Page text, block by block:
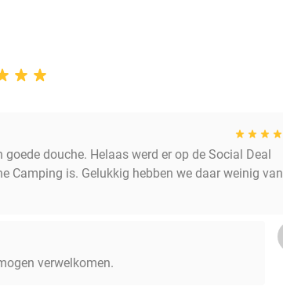
douche. Helaas werd er op de Social Deal
Camping is. Gelukkig hebben we daar weinig van
verwelkomen.